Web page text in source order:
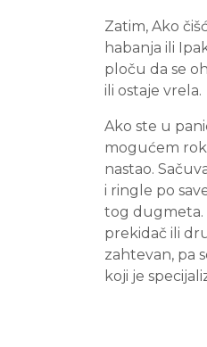
Zatim, Ako
habanja ili
ploču da se
ili ostaje vrela.
Ako ste u
mogućem
nastao.
i ringle po
tog dugmeta.
prekidač ili
zahtevan, pa
koji je